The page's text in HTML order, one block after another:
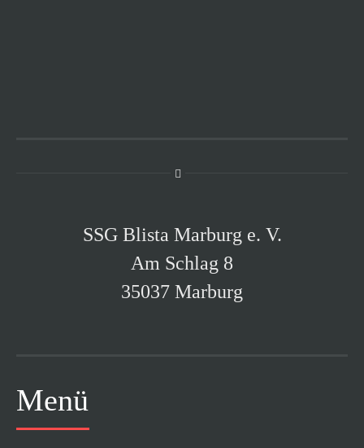
SSG Blista Marburg e. V.
Am Schlag 8
35037 Marburg
Menü